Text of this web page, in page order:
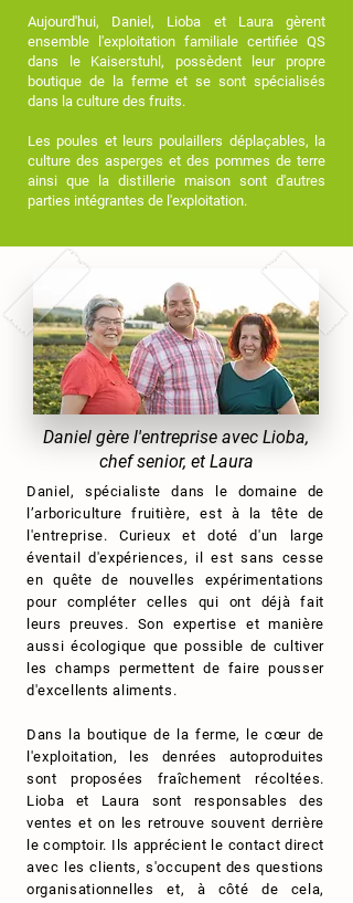
Aujourd'hui, Daniel, Lioba et Laura gèrent
ensemble l'exploitation familiale certifiée QS
dans le Kaiserstuhl, possèdent leur propre
boutique de la ferme et se sont spécialisés
dans la culture des fruits.
Les poules et leurs poulaillers déplaçables, la
culture des asperges et des pommes de terre
ainsi que la distillerie maison sont d'autres
parties intégrantes de l'exploitation.
Daniel gère l'entreprise avec Lioba,
chef senior, et Laura
Daniel, spécialiste dans le domaine de
l’arboriculture fruitière, est à la tête de
l'entreprise. Curieux et doté d'un large
éventail d'expériences, il est sans cesse
en quête de nouvelles expérimentations
pour compléter celles qui ont déjà fait
leurs preuves. Son expertise et manière
aussi écologique que possible de cultiver
les champs permettent de faire pousser
d'excellents aliments.
Dans la boutique de la ferme, le cœur de
l'exploitation, les denrées autoproduites
sont proposées fraîchement récoltées.
Lioba et Laura sont responsables des
ventes et on les retrouve souvent derrière
le comptoir. Ils apprécient le contact direct
avec les clients, s'occupent des questions
organisationnelles et, à côté de cela,